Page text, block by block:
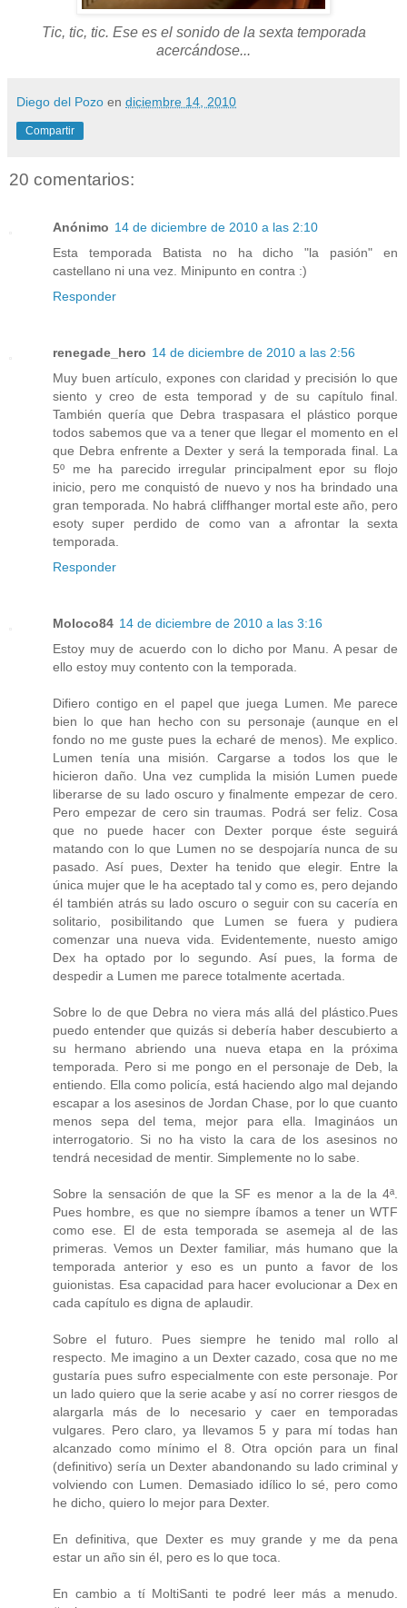
Tic, tic, tic. Ese es el sonido de la sexta temporada
acercándose...
Diego del Pozo en diciembre 14, 2010
Compartir
20 comentarios:
Anónimo 14 de diciembre de 2010 a las 2:10
Esta temporada Batista no ha dicho "la pasión" en
castellano ni una vez. Minipunto en contra :)
Responder
renegade_hero 14 de diciembre de 2010 a las 2:56
Muy buen artículo, expones con claridad y precisión lo que
siento y creo de esta temporad y de su capítulo final.
También quería que Debra traspasara el plástico porque
todos sabemos que va a tener que llegar el momento en el
que Debra enfrente a Dexter y será la temporada final. La
5º me ha parecido irregular principalment epor su flojo
inicio, pero me conquistó de nuevo y nos ha brindado una
gran temporada. No habrá cliffhanger mortal este año, pero
esoty super perdido de como van a afrontar la sexta
temporada.
Responder
Moloco84 14 de diciembre de 2010 a las 3:16
Estoy muy de acuerdo con lo dicho por Manu. A pesar de
ello estoy muy contento con la temporada.
Difiero contigo en el papel que juega Lumen. Me parece
bien lo que han hecho con su personaje (aunque en el
fondo no me guste pues la echaré de menos). Me explico.
Lumen tenía una misión. Cargarse a todos los que le
hicieron daño. Una vez cumplida la misión Lumen puede
liberarse de su lado oscuro y finalmente empezar de cero.
Pero empezar de cero sin traumas. Podrá ser feliz. Cosa
que no puede hacer con Dexter porque éste seguirá
matando con lo que Lumen no se despojaría nunca de su
pasado. Así pues, Dexter ha tenido que elegir. Entre la
única mujer que le ha aceptado tal y como es, pero dejando
él también atrás su lado oscuro o seguir con su cacería en
solitario, posibilitando que Lumen se fuera y pudiera
comenzar una nueva vida. Evidentemente, nuesto amigo
Dex ha optado por lo segundo. Así pues, la forma de
despedir a Lumen me parece totalmente acertada.
Sobre lo de que Debra no viera más allá del plástico.Pues
puedo entender que quizás si debería haber descubierto a
su hermano abriendo una nueva etapa en la próxima
temporada. Pero si me pongo en el personaje de Deb, la
entiendo. Ella como policía, está haciendo algo mal dejando
escapar a los asesinos de Jordan Chase, por lo que cuanto
menos sepa del tema, mejor para ella. Imagináos un
interrogatorio. Si no ha visto la cara de los asesinos no
tendrá necesidad de mentir. Simplemente no lo sabe.
Sobre la sensación de que la SF es menor a la de la 4ª.
Pues hombre, es que no siempre íbamos a tener un WTF
como ese. El de esta temporada se asemeja al de las
primeras. Vemos un Dexter familiar, más humano que la
temporada anterior y eso es un punto a favor de los
guionistas. Esa capacidad para hacer evolucionar a Dex en
cada capítulo es digna de aplaudir.
Sobre el futuro. Pues siempre he tenido mal rollo al
respecto. Me imagino a un Dexter cazado, cosa que no me
gustaría pues sufro especialmente con este personaje. Por
un lado quiero que la serie acabe y así no correr riesgos de
alargarla más de lo necesario y caer en temporadas
vulgares. Pero claro, ya llevamos 5 y para mí todas han
alcanzado como mínimo el 8. Otra opción para un final
(definitivo) sería un Dexter abandonando su lado criminal y
volviendo con Lumen. Demasiado idílico lo sé, pero como
he dicho, quiero lo mejor para Dexter.
En definitiva, que Dexter es muy grande y me da pena
estar un año sin él, pero es lo que toca.
En cambio a tí MoltiSanti te podré leer más a menudo.